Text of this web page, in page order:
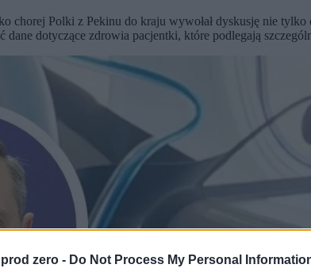
prod zero - Do Not Process My Personal
chorej Polki z Pekinu do kraju wywołał dyskusję nie
dane dotyczące zdrowia pacjentki, które podlegają